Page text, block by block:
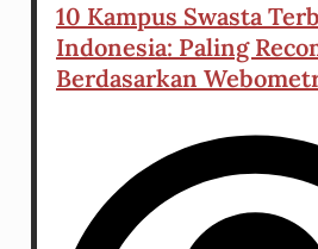
10 Kampus Swasta
Indonesia: Paling
Berdasarkan